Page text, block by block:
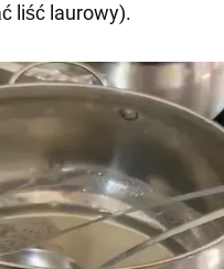
liść laurowy).